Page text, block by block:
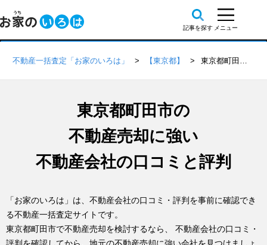
不動産一括査定「お家のいろは」 【東京都】 東京都町田市の不動産会社 口コミ・評判一覧
東京都町田市の
不動産売却に強い
不動産会社の口コミと評判
「お家のいろは」は、不動産会社の口コミ・評判を事前に確認でき
る不動産一括査定サイトです。
東京都町田市で不動産売却を検討するなら、 不動産会社の口コミ・
評判を確認してから、地元の不動産売却に強い会社を見つけましょ